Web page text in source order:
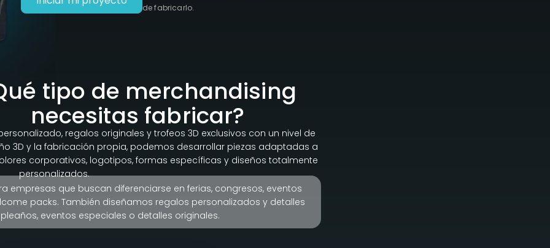
de fabricarlo.
tipo de merchandising
necesitas fabricar?
regalos originales y trofeos 3D exclusivos con un nivel de
3D y la fabricación propia, podemos desarrollar piezas adaptadas a
corporativos, logotipos, formas específicas y diseños totalmente
personalizados.
que buscan diferenciarse en ferias, congresos, eventos
packs. También diseñamos regalos personalizados y detalles
eventos especiales o detalles originales.